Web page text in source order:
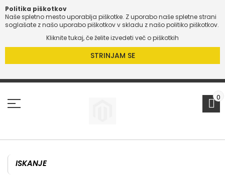
Politika piškotkov
Naše spletno mesto uporablja piškotke. Z uporabo naše spletne strani
soglašate z našo uporabo piškotkov v skladu z našo politiko piškotkov.
Kliknite tukaj, če želite izvedeti več o piškotkih
STRINJAM SE
Preskoči
0